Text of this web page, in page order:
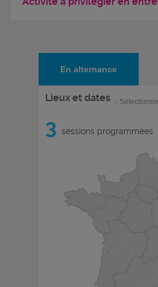
En alternance
Lieux et dates -
3 sessions programmées